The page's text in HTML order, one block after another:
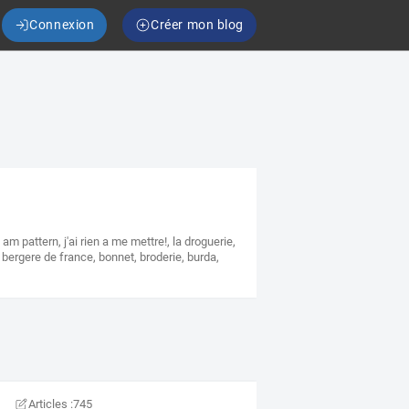
Connexion Créer mon blog
am pattern, j'ai rien a me mettre!, la droguerie,
bergere de france, bonnet, broderie, burda,
Articles :745